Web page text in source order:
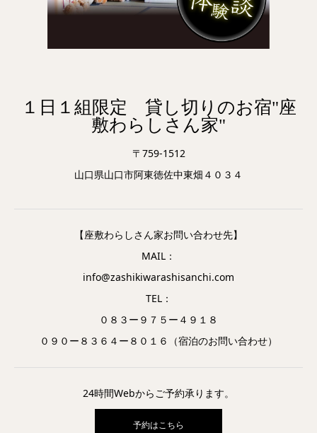
１日１組限定 貸し切りのお宿"座
敷わらしさん家"
〒759-1512
山口県山口市阿東徳佐中東畑４０３４
【座敷わらしさん家お問い合わせ先】
MAIL：
info@zashikiwarashisanchi.com
TEL：
０８３ー９７５ー４９１８
０９０ー８３６４ー８０１６（宿泊のお問い合わせ）
24時間Webからご予約承ります。
予約はこちら